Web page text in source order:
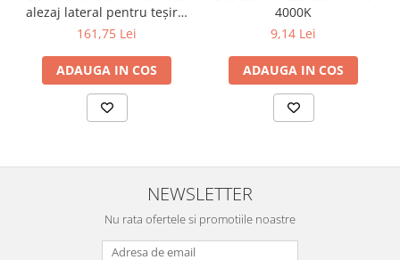
alezaj lateral pentru teșire,
70×115 mm
161,75 Lei
ADAUGA IN COS
4000K
9,14 Lei
ADAUGA IN COS
NEWSLETTER
Nu rata ofertele si promotiile noastre